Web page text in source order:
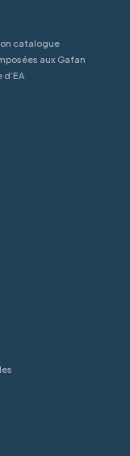
catalogue
aux Gafan